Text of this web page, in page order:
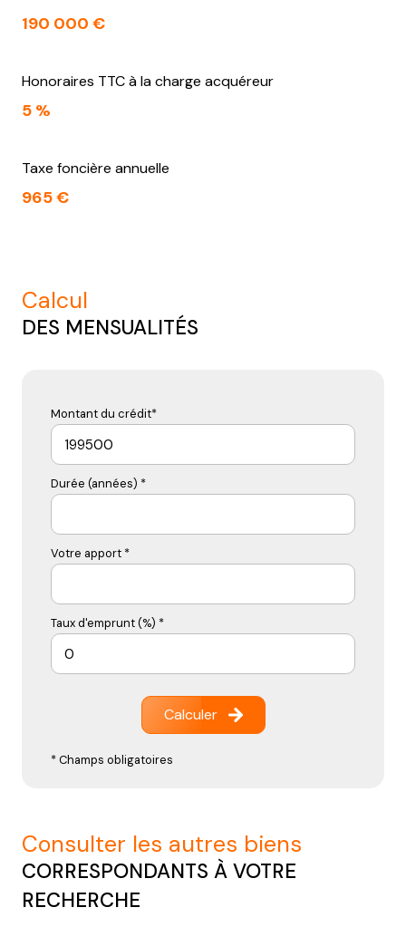
190 000 €
Honoraires TTC à la charge acquéreur
5 %
Taxe foncière annuelle
965 €
calcul
DES MENSUALITÉS
Montant du crédit*
Durée (années) *
Votre apport *
Taux d'emprunt (%) *
Calculer
* Champs obligatoires
consulter les autres biens
CORRESPONDANTS À VOTRE
RECHERCHE